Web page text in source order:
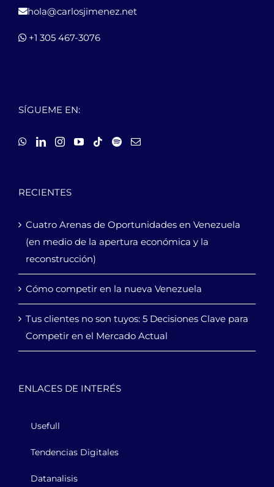
hola@carlosjimenez.net
+1 305 467-3076
SÍGUEME EN:
RECIENTES
Cuatro Arenas de Oportunidades en Venezuela
(en medio de la apertura económica y la
reconstrucción)
Cómo competir en la nueva Venezuela
Tus clientes no son tuyos: 5 Decisiones Clave para
Competir en el Mercado Actual
ENLACES DE INTERÉS
Usefull
Tendencias Digitales
Datanalisis